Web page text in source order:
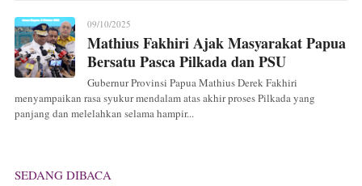
09/10/2025
Mathius Fakhiri Ajak Masyarakat Papua
Bersatu Pasca Pilkada dan PSU
Gubernur Provinsi Papua Mathius Derek Fakhiri
menyampaikan rasa syukur mendalam atas akhir proses Pilkada yang
panjang dan melelahkan selama hampir...
SEDANG DIBACA